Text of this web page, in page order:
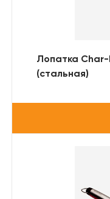
Лопатка
(стальная)